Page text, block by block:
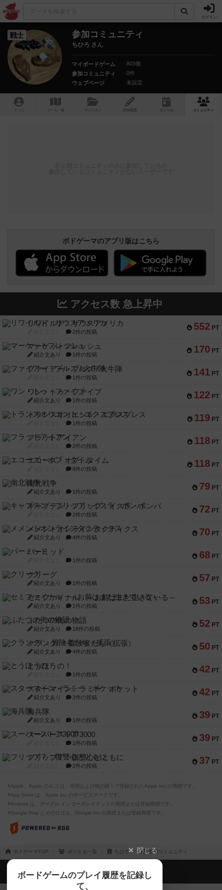
ログイン
戦士 参加コミュニティ
ちひろ さん
マイボードゲーム
803個
参加コミュニティ
0件
ウェブページ
未設定
トップ ゲーム一覧 マイリスト 投稿履歴 ボ ドゲ コミュニティ
ボドゲーマのアプリ版はこちら
アクセス数 急上昇中
552 PT
リワイルド：サウスアメリカ
2件の投稿
170 PT
マーケットフレッシュ
紹介文あり 1件の投稿
141 PT
ファイアー・ブルズ / 火牛陣
1件の投稿
122 PT
ワン・トゥ・ファイブ
紹介文あり 1件の投稿
119 PT
トランスオリエント・エクスプレス
1件の投稿
118 PT
フラットアイアン
2件の投稿
118 PT
エコーズ・オブ・タイム
8件の投稿
79 PT
南北戦争
紹介文あり 1件の投稿
72 PT
キャプテン・フリップ：イスラ・ボンバ
2件の投稿
70 PT
メメントオンラインタクティクス
紹介文あり 4件の投稿
68 PT
パーミッド
1件の投稿
57 PT
クリーグ
紹介文あり 1件の投稿
53 PT
セミファイナル ～お前はまだ生きている～
紹介文あり 1件の投稿
52 PT
ふたつの街の物語
紹介文あり 18件の投稿
50 PT
クランク! ：冒険者たち（拡張）
紹介文あり 4件の投稿
42 PT
とうほうの！
1件の投稿
42 PT
スターマイン・ラミー ポケット
紹介文あり 2件の投稿
39 PT
海兵隊
紹介文あり 1件の投稿
39 PT
スーパーストア3000
1件の投稿
37 PT
フリップ７：復讐心とともに
2件の投稿
※Apple、Apple のロゴ は、米国および他の国々で登録されたApple Inc.の商標です。
※App Store は、Apple Inc.のサービスマークです。
※Android は、グーグル インコーポレイテッドの商標または登録商標です。
※Google Play とそのロゴは、Google Inc.の商標または登録商標です。
ボドゲーマTOP ボドとも一覧 ちひろ 参加コミュニティ
閉じる
ボードゲームのプレイ履歴を記録し
て、
ボドゲーマTOP